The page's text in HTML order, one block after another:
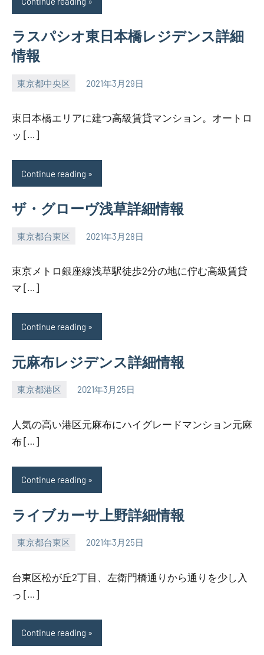
ラスパシオ東日本橋レジデンス詳細
情報
東京都中央区 2021年3月29日
SEZIMO
東日本橋エリアに建つ高級賃貸マンション。オートロ
ッ […]
Continue reading
ザ・グローヴ浅草詳細情報
東京都台東区 2021年3月28日
SEZIMO
東京メトロ銀座線浅草駅徒歩2分の地に佇む高級賃貸
マ […]
Continue reading
元麻布レジデンス詳細情報
東京都港区 2021年3月25日
SEZIMO
人気の高い港区元麻布にハイグレードマンション元麻
布 […]
Continue reading
ライブカーサ上野詳細情報
東京都台東区 2021年3月25日
SEZIMO
台東区松が丘2丁目、左衛門橋通りから通りを少し入
っ […]
Continue reading